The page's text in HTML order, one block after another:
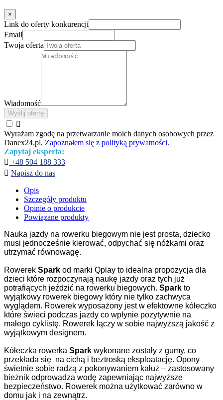
×
Link do oferty konkurencji
Email
Twoja oferta
Wiadomość
Wyślij ofertę

Wyrażam zgodę na przetwarzanie moich danych osobowych przez
Danex24.pl, Zapoznałem się z polityką prywatności.
Zapytaj eksperta:
 +48 504 188 333
 Napisz do nas
Opis
Szczegóły produktu
Opinie o produkcie
Powiązane produkty
Nauka jazdy na rowerku biegowym nie jest prosta, dziecko
musi jednocześnie kierować, odpychać się nóżkami oraz
utrzymać równowagę.
Rowerek Spark od marki Qplay to idealna propozycja dla
dzieci które rozpoczynają naukę jazdy oraz tych już
potrafiących jeździć na rowerku biegowych. Spark to
wyjątkowy rowerek biegowy który nie tylko zachwyca
wyglądem. Rowerek wyposażony jest w efektowne kółeczko
które świeci podczas jazdy co wpłynie pozytywnie na
małego cyklistę. Rowerek łączy w sobie najwyższą jakość z
wyjątkowym designem.
Kółeczka rowerka Spark wykonane zostały z gumy, co
przekłada się na cichą i beztroską eksploatację. Opony
świetnie sobie radzą z pokonywaniem kałuż – zastosowany
bieżnik odprowadza wodę zapewniając najwyższe
bezpieczeństwo. Rowerek można użytkować zarówno w
domu jak i na zewnątrz.